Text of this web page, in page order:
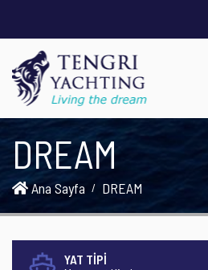
DREAM
Ana Sayfa DREAM
YAT TİPİ